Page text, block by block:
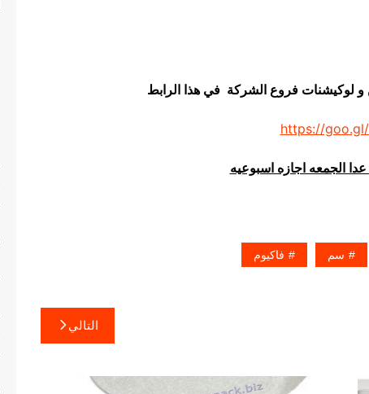
و لوكيشنات فروع الشركة في هذا الرابط
https://
الجمعه اجازه اسبوعيه
سم فاكيوم
التالي